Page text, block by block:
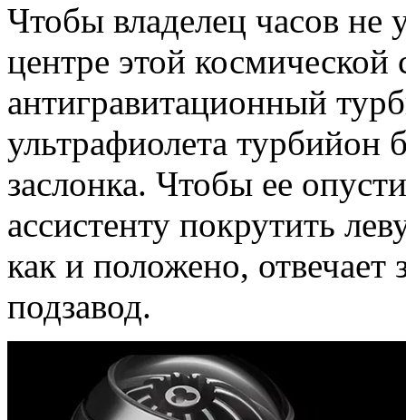
Чтобы владелец часов не
центре этой
антигравитационный
ультрафиолета турбийон
заслонка. Чтобы ее
ассистенту покрутить
как и положено, отвечает
подзавод.